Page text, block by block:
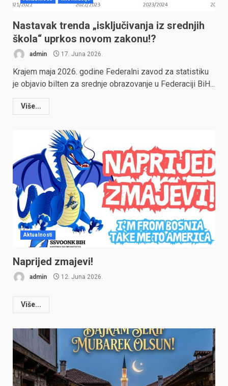
Nastavak trenda „isključivanja iz srednjih
škola“ uprkos novom zakonu!?
admin 17. Juna 2026.
Krajem maja 2026. godine Federalni zavod za statistiku
je objavio bilten za srednje obrazovanje u Federaciji BiH...
Više...
Aktualnosti
Naprijed zmajevi!
admin 12. Juna 2026.
Više...